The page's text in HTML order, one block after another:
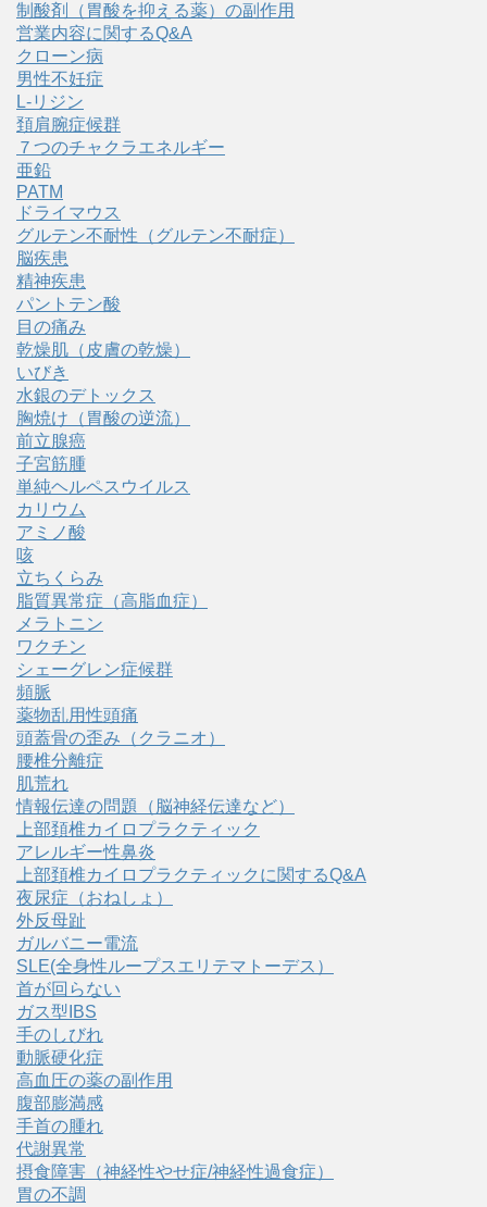
制酸剤（胃酸を抑える薬）の副作用
営業内容に関するQ&A
クローン病
男性不妊症
L-リジン
頚肩腕症候群
７つのチャクラエネルギー
亜鉛
PATM
ドライマウス
グルテン不耐性（グルテン不耐症）
脳疾患
精神疾患
パントテン酸
目の痛み
乾燥肌（皮膚の乾燥）
いびき
水銀のデトックス
胸焼け（胃酸の逆流）
前立腺癌
子宮筋腫
単純ヘルペスウイルス
カリウム
アミノ酸
咳
立ちくらみ
脂質異常症（高脂血症）
メラトニン
ワクチン
シェーグレン症候群
頻脈
薬物乱用性頭痛
頭蓋骨の歪み（クラニオ）
腰椎分離症
肌荒れ
情報伝達の問題（脳神経伝達など）
上部頚椎カイロプラクティック
アレルギー性鼻炎
上部頚椎カイロプラクティックに関するQ&A
夜尿症（おねしょ）
外反母趾
ガルバニー電流
SLE(全身性ループスエリテマトーデス）
首が回らない
ガス型IBS
手のしびれ
動脈硬化症
高血圧の薬の副作用
腹部膨満感
手首の腫れ
代謝異常
摂食障害（神経性やせ症/神経性過食症）
胃の不調